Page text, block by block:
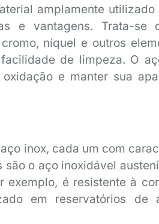
amplamente
e vantagens. Trata-
níquel e outros
de limpeza. O
e manter sua
inox, cada um com
são o aço inoxidável
exemplo, é resistente à
em reservatórios de